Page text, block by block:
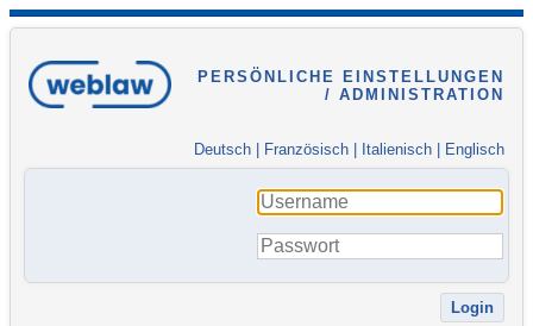
PERSÖNLICHE EINSTELLUNGEN
/ ADMINISTRATION
Deutsch Französisch Italienisch Englisch